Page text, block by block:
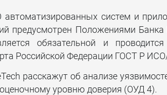
данные
Тестирование на
проникновение
автоматизированных систем и
предусмотрен Положениями
обязательной и проводится
Российской Федерации ГОСТ Р
расскажут об анализе
уровню доверия (ОУД 4).